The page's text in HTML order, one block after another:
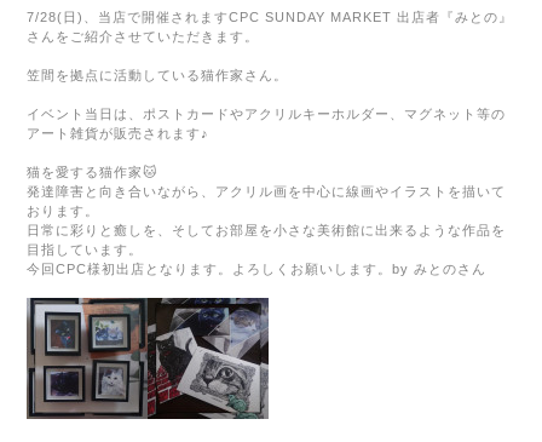
7/28( 日 )、 当店で開催されますCPC SUNDAY MARKET 出店者『みとの』
さんをご紹介させていただきます。
笠間を拠点に活動している猫作家さん。
イベント当日は、ポストカードやアクリルキーホルダー、マグネット等の
アート雑貨が販売されます♪
猫を愛する猫作家🐱
発達障害と向き合いながら、アクリル画を中心に線画やイラストを描いて
おります。
日常に彩りと癒しを、そしてお部屋を小さな美術館に出来るような作品を
目指しています。
今回CPC様初出店となります。よろしくお願いします。by みとのさん